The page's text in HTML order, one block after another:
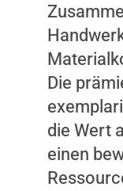
Die
die Wert
einen